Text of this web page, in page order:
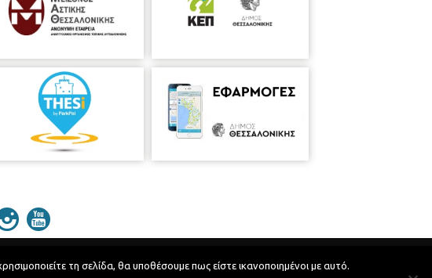
Developed byMyCompany Projects
τη σελίδα, θα υποθέσουμε πως είστε ικανοποιημένοι με αυτό.